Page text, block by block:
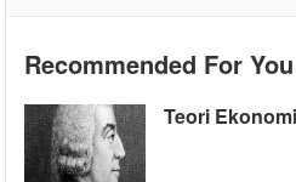
Recommended For You
Teori